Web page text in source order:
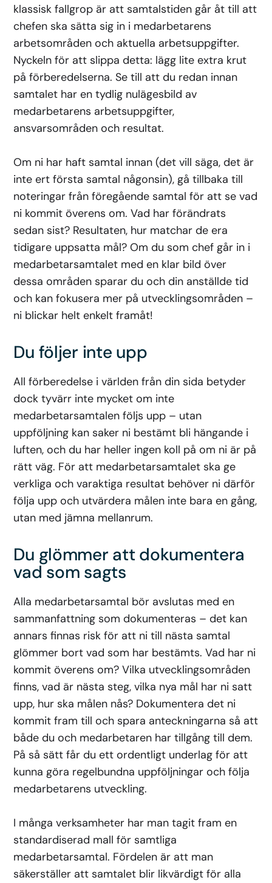
klassisk fallgrop är att samtalstiden går åt till att
chefen ska sätta sig in i medarbetarens
arbetsområden och aktuella arbetsuppgifter.
Nyckeln för att slippa detta: lägg lite extra krut
på förberedelserna. Se till att du redan innan
samtalet har en tydlig nulägesbild av
medarbetarens arbetsuppgifter,
ansvarsområden och resultat.
Om ni har haft samtal innan (det vill säga, det är
inte ert första samtal någonsin), gå tillbaka till
noteringar från föregående samtal för att se vad
ni kommit överens om. Vad har förändrats
sedan sist? Resultaten, hur matchar de era
tidigare uppsatta mål? Om du som chef går in i
medarbetarsamtalet med en klar bild över
dessa områden sparar du och din anställde tid
och kan fokusera mer på utvecklingsområden –
ni blickar helt enkelt framåt!
Du följer inte upp
All förberedelse i världen från din sida betyder
dock tyvärr inte mycket om inte
medarbetarsamtalen följs upp – utan
uppföljning kan saker ni bestämt bli hängande i
luften, och du har heller ingen koll på om ni är på
rätt väg. För att medarbetarsamtalet ska ge
verkliga och varaktiga resultat behöver ni därför
följa upp och utvärdera målen inte bara en gång,
utan med jämna mellanrum.
Du glömmer att dokumentera
vad som sagts
Alla medarbetarsamtal bör avslutas med en
sammanfattning som dokumenteras – det kan
annars finnas risk för att ni till nästa samtal
glömmer bort vad som har bestämts. Vad har ni
kommit överens om? Vilka utvecklingsområden
finns, vad är nästa steg, vilka nya mål har ni satt
upp, hur ska målen nås? Dokumentera det ni
kommit fram till och spara anteckningarna så att
både du och medarbetaren har tillgång till dem.
På så sätt får du ett ordentligt underlag för att
kunna göra regelbundna uppföljningar och följa
medarbetarens utveckling.
I många verksamheter har man tagit fram en
standardiserad mall för samtliga
medarbetarsamtal. Fördelen är att man
säkerställer att samtalet blir likvärdigt för alla